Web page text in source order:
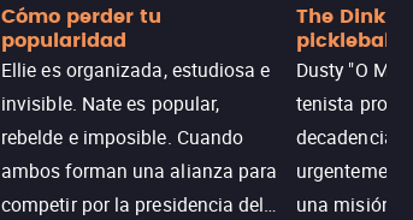
Cómo perder tu
popularidad
Ellie es organizada, estudiosa e
invisible. Nate es popular,
rebelde e imposible. Cuando
ambos forman una alianza para
competir por la presidencia del
The Dink:
pickleball
Dusty "O
tenista
decadencia,
una misión